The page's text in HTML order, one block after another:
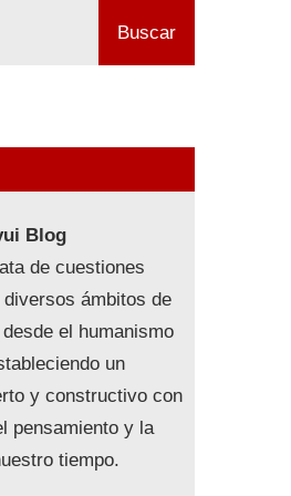
Buscar
Blog
de cuestiones
ámbitos de
el humanismo
un
y constructivo con
pensamiento y la
tiempo.